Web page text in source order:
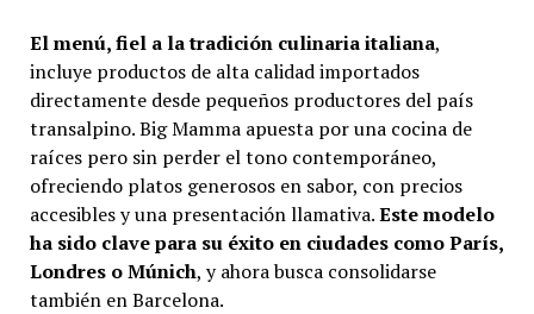
El menú, fiel a la tradición culinaria italiana,
incluye productos de alta calidad importados
directamente desde pequeños productores del país
transalpino. Big Mamma apuesta por una cocina de
raíces pero sin perder el tono contemporáneo,
ofreciendo platos generosos en sabor, con precios
accesibles y una presentación llamativa.Este modelo
ha sido clave para su éxito en ciudades como París,
Londres o Múnich, y ahora busca consolidarse
también en Barcelona.